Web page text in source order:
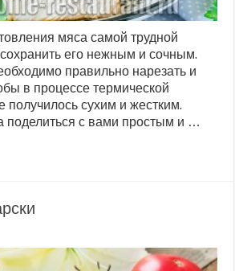
мяса самой трудной
его нежным и сочным.
правильно нарезать и
в процессе термической
получилось сухим и жестким.
поделиться с вами простым и …